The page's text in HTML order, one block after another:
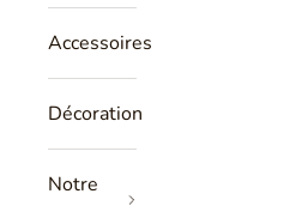
Accessoires
Décoration
Notre